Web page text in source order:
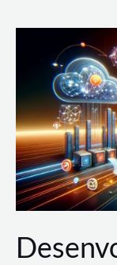
Nuvem:
Google
Cloud,
AWS
e
Azure